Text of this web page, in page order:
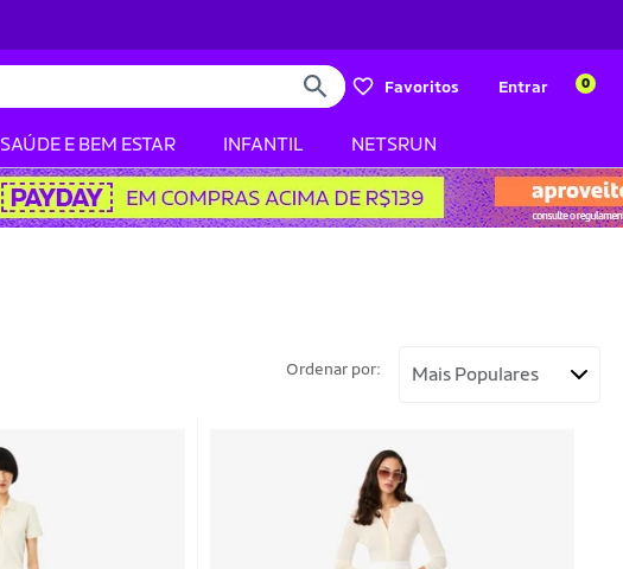
Favoritos Entrar 0
SAÚDE E BEM ESTAR INFANTIL NETSRUN
Ordenar por: